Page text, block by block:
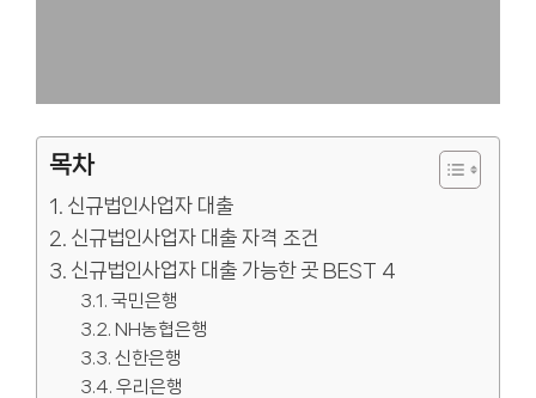
목차
신규법인사업자 대출
신규법인사업자 대출 자격 조건
신규법인사업자 대출 가능한 곳 BEST 4
국민은행
NH농협은행
신한은행
우리은행